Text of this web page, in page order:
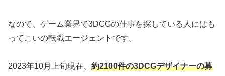
なので、ゲーム業界で3DCGの仕事を探している人にはも
ってこいの転職エージェントです。
2023年10月上旬現在、 約2100件の3DCGデザイナーの募